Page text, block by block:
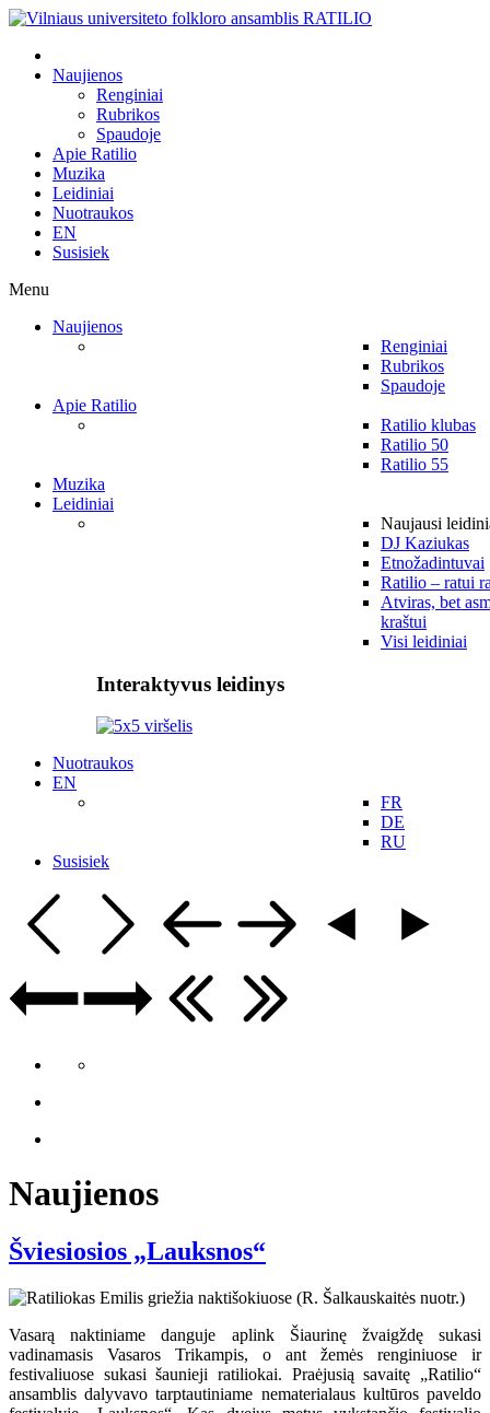
Naujienos
Renginiai
Rubrikos
Spaudoje
Apie Ratilio
Muzika
Leidiniai
Nuotraukos
EN
Susisiek
Menu
Naujienos
Renginiai
Rubrikos
Spaudoje
Apie Ratilio
Ratilio klubas
Ratilio 50
Ratilio 55
Muzika
Leidiniai
Naujausi
DJ Kaziukas
Etnožadintuvai
Ratilio – ratui
Atviras, bet
kraštui
Visi leidiniai
Interaktyvus leidinys
Nuotraukos
EN
FR
DE
RU
Susisiek
Naujienos
Šviesiosios „Lauksnos“
Vasarą naktiniame danguje aplink Šiaurinę žvaigždę sukasi
vadinamasis Vasaros Trikampis, o ant žemės renginiuose ir
festivaliuose sukasi šaunieji ratiliokai. Praėjusią savaitę „Ratilio“
ansamblis dalyvavo tarptautiniame nematerialaus kultūros paveldo